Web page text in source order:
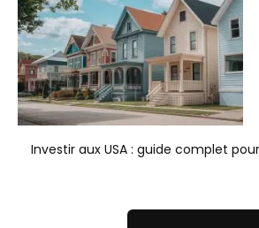
Investir aux USA : guide complet